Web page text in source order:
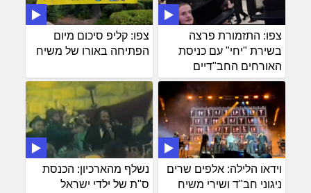
צפו: קליפ סיכום מיום
הפתיחה באורו של משיח
צפו: התזמורת פרצה
בשירת "יחי" עם כניסת
האורחים החב"דיים
נשלף מהארכיון: הכנסת
ס"ת של ילדי ישראל
וידאו הלילה: אלפים שרים
ניגוני חב"ד ושירי משיח